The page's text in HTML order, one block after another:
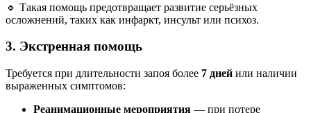
🔹 Такая помощь предотвращает развитие серьёзных
осложнений, таких как инфаркт, инсульт или психоз.
3. Экстренная помощь
Требуется при длительности запоя более 7 дней или наличии
выраженных симптомов:
Реанимационные мероприятия — при потере